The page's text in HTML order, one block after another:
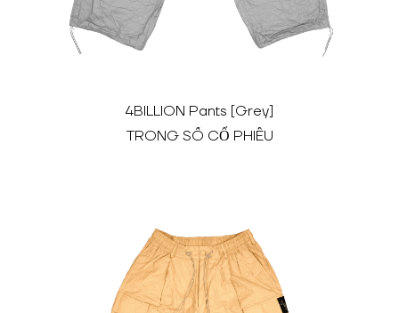
4BILLION Pants [Grey]
TRONG SỐ CỔ PHIẾU